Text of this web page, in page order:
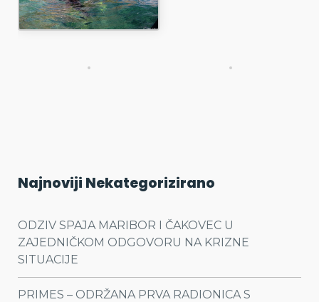
Najnoviji Nekategorizirano
ODZIV SPAJA MARIBOR I ČAKOVEC U
ZAJEDNIČKOM ODGOVORU NA KRIZNE
SITUACIJE
PRIMES – ODRŽANA PRVA RADIONICA S